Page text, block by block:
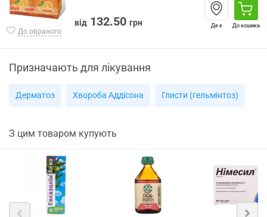
До обраного
від 132.50 грн Де є До кошика
Призначають для лікування
Дерматоз Хвороба Аддісона Глисти (гельмінтоз)
З цим товаром купують